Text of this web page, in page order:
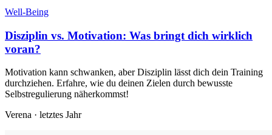
Well-Being
Disziplin vs. Motivation: Was bringt dich wirklich
voran?
Motivation kann schwanken, aber Disziplin lässt dich dein Training
durchziehen. Erfahre, wie du deinen Zielen durch bewusste
Selbstregulierung näherkommst!
Verena · letztes Jahr